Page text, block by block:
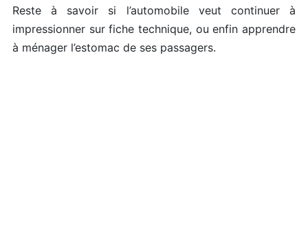
Reste à savoir si l’automobile veut continuer à
impressionner sur fiche technique, ou enfin apprendre
à ménager l’estomac de ses passagers.